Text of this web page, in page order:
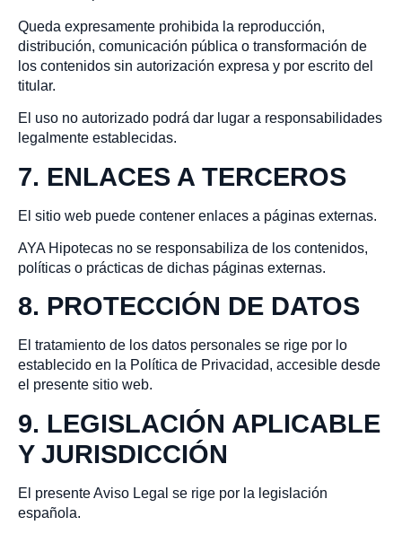
Queda expresamente prohibida la reproducción,
distribución, comunicación pública o transformación de
los contenidos sin autorización expresa y por escrito del
titular.
El uso no autorizado podrá dar lugar a responsabilidades
legalmente establecidas.
7. ENLACES A TERCEROS
El sitio web puede contener enlaces a páginas externas.
AYA Hipotecas no se responsabiliza de los contenidos,
políticas o prácticas de dichas páginas externas.
8. PROTECCIÓN DE DATOS
El tratamiento de los datos personales se rige por lo
establecido en la Política de Privacidad, accesible desde
el presente sitio web.
9. LEGISLACIÓN APLICABLE
Y JURISDICCIÓN
El presente Aviso Legal se rige por la legislación
española.